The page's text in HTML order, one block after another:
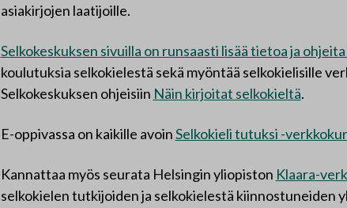
asiakirjojen laatijoille.
Selkokeskuksen sivuilla on runsaasti lisää tietoa ja
koulutuksia selkokielestä sekä myöntää selkokielisille
Selkokeskuksen ohjeisiin Näin kirjoitat selkokieltä.
E-oppivassa on kaikille avoinSelkokieli tutuksi -
Kannattaa myös seurata Helsingin yliopiston Klaara-
selkokielen tutkijoiden ja selkokielestä kiinnostuneiden